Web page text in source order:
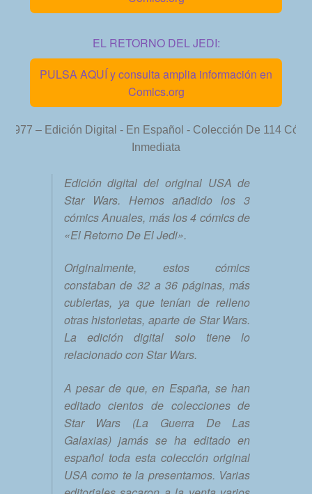
EL RETORNO DEL JEDI:
PULSA AQUÍ y consulta amplia información en
Comics.org
Edición digital del original USA de
Star Wars. Hemos añadido los 3
cómics Anuales, más los 4 cómics de
«El Retorno De El Jedi».
Originalmente, estos cómics
constaban de 32 a 36 páginas, más
cubiertas, ya que tenían de relleno
otras historietas, aparte de Star Wars.
La edición digital solo tiene lo
relacionado con Star Wars.
A pesar de que, en España, se han
editado cientos de colecciones de
Star Wars (La Guerra De Las
Galaxias) jamás se ha editado en
español toda esta colección original
USA como te la presentamos. Varias